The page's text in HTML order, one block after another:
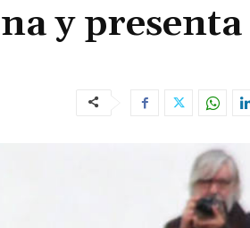
y presenta